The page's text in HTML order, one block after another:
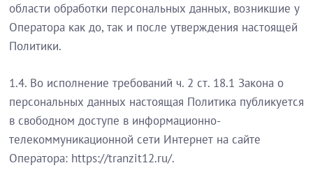
области обработки персональных данных, возникшие у
Оператора как до, так и после утверждения настоящей
Политики.
1.4. Во исполнение требований ч. 2 ст. 18.1 Закона о
персональных данных настоящая Политика публикуется
в свободном доступе в информационно-
телекоммуникационной сети Интернет на сайте
Оператора: https://tranzit12.ru/.